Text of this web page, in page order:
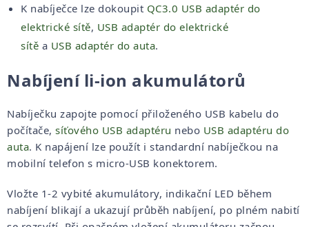
K nabíječce lze dokoupit QC3.0 USB adaptér do
elektrické sítě, USB adaptér do elektrické
sítě a USB adaptér do auta.
Nabíjení li-ion akumulátorů
Nabíječku zapojte pomocí přiloženého USB kabelu do
počítače, síťového USB adaptéru nebo USB adaptéru do
auta. K napájení lze použít i standardní nabíječkou na
mobilní telefon s micro-USB konektorem.
Vložte 1-2 vybité akumulátory, indikační LED během
nabíjení blikají a ukazují průběh nabíjení, po plném nabití